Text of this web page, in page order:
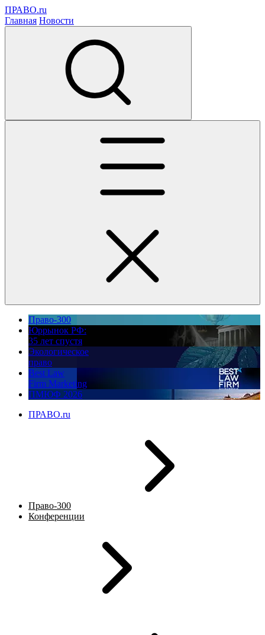
ПРАВО.ru
Главная Новости
Право-300
Юррынок РФ:
35 лет спустя
Экологическое
право
Best Law
Firm Marketing
ПМЮФ 2026
ПРАВО.ru
Право-300
Конференции